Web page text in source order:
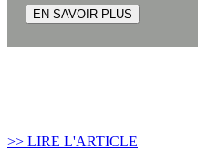
EN SAVOIR PLUS
>> LIRE L'ARTICLE